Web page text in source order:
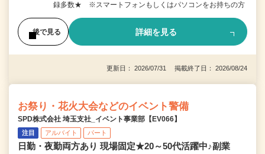
録多数★ ※スマートフォンもしくはパソコンをお持ちの方
後で見る 詳細を見る
更新日： 2026/07/31 掲載終了日： 2026/08/24
お祭り・花火大会などのイベント警備
SPD株式会社 埼玉支社_イベント事業部【EV066】
注目 アルバイト パート
日勤・夜勤両方あり 現場固定★20～50代活躍中♪副業